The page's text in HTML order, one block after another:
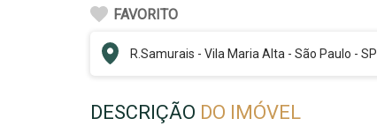
FAVORITO
R. Samurais - Vila Maria Alta - São Paulo - SP
DESCRIÇÃO DO IMÓVEL